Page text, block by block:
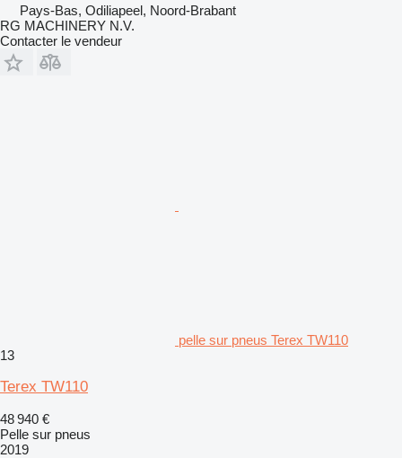
Pays-Bas, Odiliapeel, Noord-Brabant
RG MACHINERY N.V.
Contacter le vendeur
pelle sur pneus Terex TW110
13
Terex TW110
48 940 €
Pelle sur pneus
2019